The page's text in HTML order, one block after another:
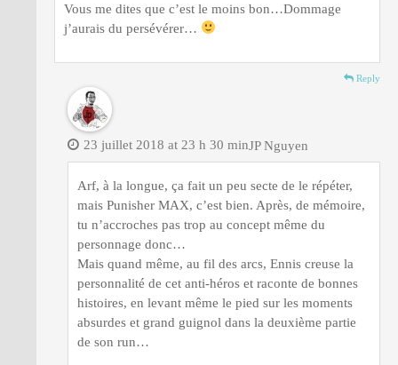
Vous me dites que c’est le moins bon…Dommage
j’aurais du persévérer…
Reply
JP Nguyen
23 juillet 2018 at 23 h 30 min
Arf, à la longue, ça fait un peu secte de le répéter,
mais Punisher MAX, c’est bien. Après, de mémoire,
tu n’accroches pas trop au concept même du
personnage donc…
Mais quand même, au fil des arcs, Ennis creuse la
personnalité de cet anti-héros et raconte de bonnes
histoires, en levant même le pied sur les moments
absurdes et grand guignol dans la deuxième partie
de son run…